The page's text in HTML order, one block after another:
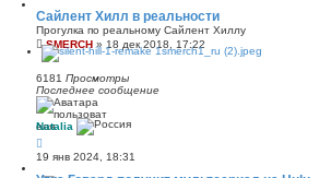
Сайлент Хилл в реальности
Прогулка по реальному Сайлент Хиллу
SMERCH » 18 дек 2018, 17:22
6181 Просмотры
Последнее сообщение
Natalia
19 янв 2024, 18:31